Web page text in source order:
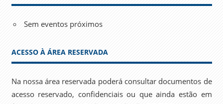
Sem eventos próximos
ACESSO À ÁREA RESERVADA
Na nossa área reservada poderá consultar documentos de
acesso reservado, confidenciais ou que ainda estão em